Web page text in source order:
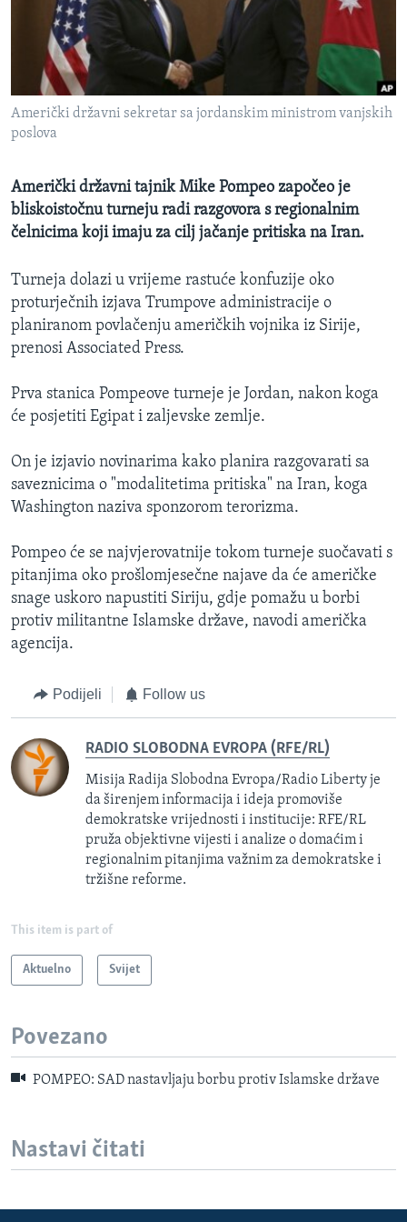
MAGAZIN
O GLASU AMERIKE
Learning English
Jezici
Američki državni sekretar sa jordanskim ministrom vanjskih
poslova
Američki državni tajnik Mike Pompeo započeo je
bliskoistočnu turneju radi razgovora s regionalnim
čelnicima koji imaju za cilj jačanje pritiska na Iran.
Turneja dolazi u vrijeme rastuće konfuzije oko
proturječnih izjava Trumpove administracije o
planiranom povlačenju američkih vojnika iz Sirije,
prenosi Associated Press.
Prva stanica Pompeove turneje je Jordan, nakon koga
će posjetiti Egipat i zaljevske zemlje.
On je izjavio novinarima kako planira razgovarati sa
saveznicima o "modalitetima pritiska" na Iran, koga
Washington naziva sponzorom terorizma.
Pompeo će se najvjerovatnije tokom turneje suočavati s
pitanjima oko prošlomjesečne najave da će američke
snage uskoro napustiti Siriju, gdje pomažu u borbi
protiv militantne Islamske države, navodi američka
agencija.
Podijeli Follow us
RADIO SLOBODNA EVROPA (RFE/RL)
Misija Radija Slobodna Evropa/Radio Liberty je
da širenjem informacija i ideja promoviše
demokratske vrijednosti i institucije: RFE/RL
pruža objektivne vijesti i analize o domaćim i
regionalnim pitanjima važnim za demokratske i
tržišne reforme.
This item is part of
Aktuelno Svijet
Povezano
POMPEO: SAD nastavljaju borbu protiv Islamske države
Nastavi čitati